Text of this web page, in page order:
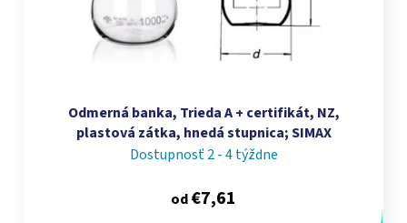
Odmerná banka, Trieda A + certifikát, NZ,
plastová zátka, hnedá stupnica; SIMAX
Dostupnosť 2 - 4 týždne
od€7,61